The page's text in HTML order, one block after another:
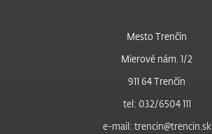
Mesto Trenčín
Mierové nám. 1/2
911 64 Trenčín
tel: 032/6504 111
e-mail: trencin@trencin.sk